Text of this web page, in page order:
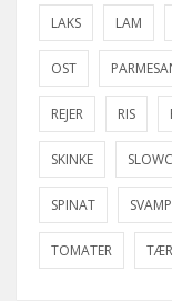
LAKS LAM
OST
REJER RIS
SKINKE
SPINAT
TOMATER